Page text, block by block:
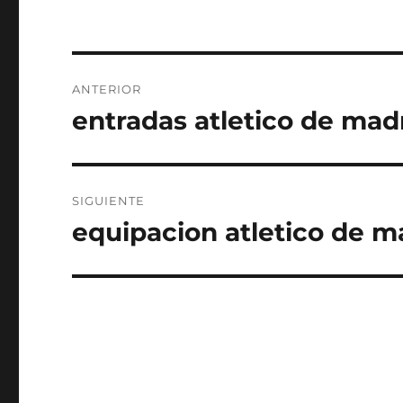
de
ANTERIOR
Entrada
entradas atletico de
SIGUIENTE
Entrada
equipacion atletico de